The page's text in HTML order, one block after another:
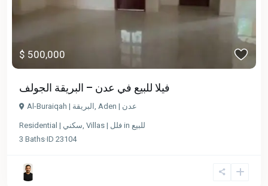
$ 500,000
فيلا للبيع في عدن – البريقة الجولف
Al-Buraiqah | البريقة Aden | عدن
Residential | سكني Villas | فلل in للبيع
3 Baths·ID 23104